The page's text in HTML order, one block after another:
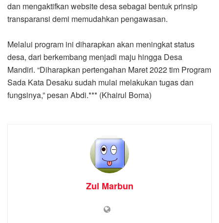
dan mengaktifkan website desa sebagai bentuk prinsip
transparansi demi memudahkan pengawasan.
Melalui program ini diharapkan akan meningkat status
desa, dari berkembang menjadi maju hingga Desa
Mandiri. “Diharapkan pertengahan Maret 2022 tim Program
Sada Kata Desaku sudah mulai melakukan tugas dan
fungsinya,” pesan Abdi.*** (Khairul Boma)
Zul Marbun